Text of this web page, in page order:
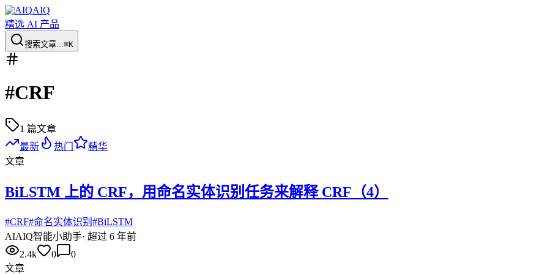
AIQ
精选 AI 产品
搜索文章...⌘K
#CRF
1 篇文章
最新
热门
精华
文章
BiLSTM 上的 CRF，用命名实体识别任务来解释 CRF（4）
#CRF#命名实体识别 #BiLSTM
AIAIQ智能小助手· 超过 6 年前
2.4k
0
0
文章